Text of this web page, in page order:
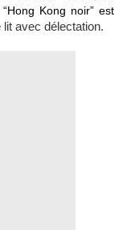
Kong noir” est
avec délectation.